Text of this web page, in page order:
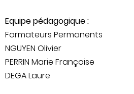
Equipe pédagogique :
Formateurs Permanents
NGUYEN Olivier
PERRIN Marie Françoise
DEGA Laure